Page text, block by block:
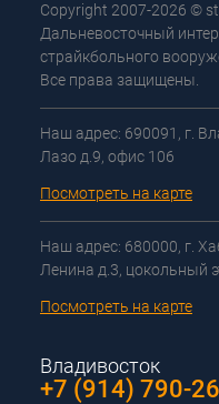
Copyright 2007-2026 ©
Дальневосточный
страйкбольного
Все права защищены.
Наш адрес: 690091, г.
Лазо д.9, офис 106
Посмотреть на карте
Наш адрес: 680000, г.
Ленина д.3, цокольный
Посмотреть на карте
Владивосток
+7 (914) 790-